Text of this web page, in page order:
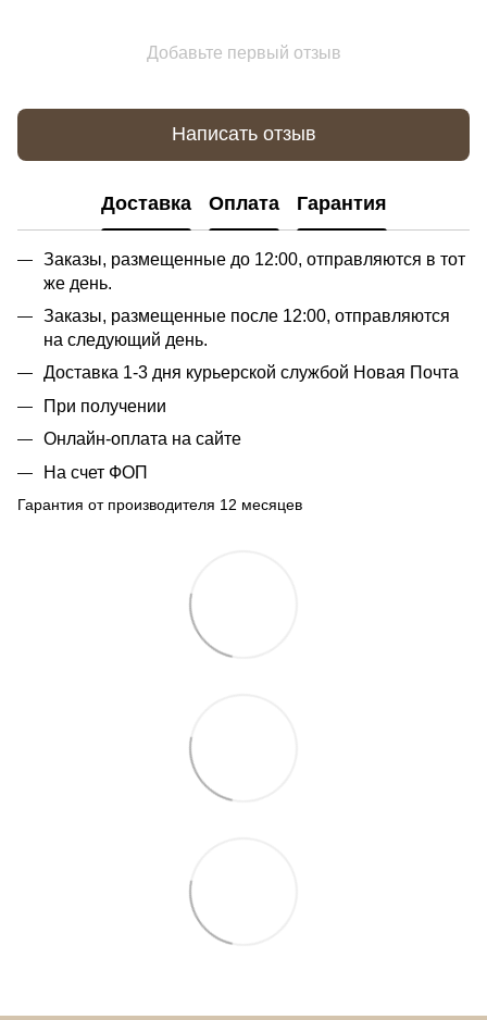
Добавьте первый отзыв
Написать отзыв
Доставка Оплата Гарантия
Заказы, размещенные до 12:00, отправляются в тот
же день.
Заказы, размещенные после 12:00, отправляются
на следующий день.
Доставка 1-3 дня курьерской службой Новая Почта
При получении
Онлайн-оплата на сайте
На счет ФОП
Гарантия от производителя 12 месяцев